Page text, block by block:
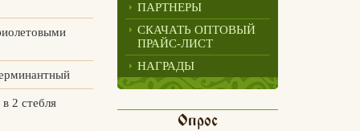
ПАРТНЕРЫ
СКАЧАТЬ ОПТОВЫЙ
ПРАЙС-ЛИСТ
НАГРАДЫ
Опрос
2 стебля